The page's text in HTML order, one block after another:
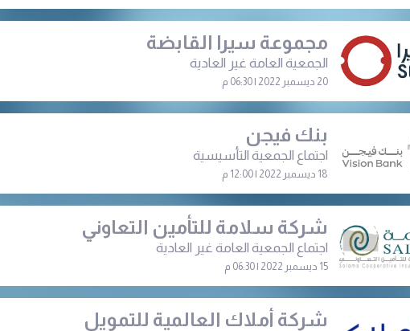
مجموعة سيرا القابضة
الجمعية العامة غير العادية
20 ديسمبر 2022 | 06:30 م
بنك فيجن
اجتماع الجمعية التأسيسية
18 ديسمبر 2022 | 12:00 م
شركة سلامة للتأمين التعاوني
اجتماع الجمعية العامة غير العادية
15 ديسمبر 2022 | 06:30 م
شركة أملاك العالمية للتمويل